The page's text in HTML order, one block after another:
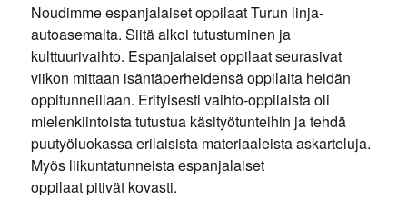
Noudimme espanjalaiset oppilaat Turun linja-
autoasemalta. Siitä alkoi tutustuminen ja
kulttuurivaihto. Espanjalaiset oppilaat seurasivat
viikon mittaan isäntäperheidensä oppilaita heidän
oppitunneillaan. Erityisesti vaihto-oppilaista oli
mielenkiintoista tutustua käsityötunteihin ja tehdä
puutyöluokassa erilaisista materiaaleista askarteluja.
Myös liikuntatunneista espanjalaiset
oppilaat pitivät kovasti.